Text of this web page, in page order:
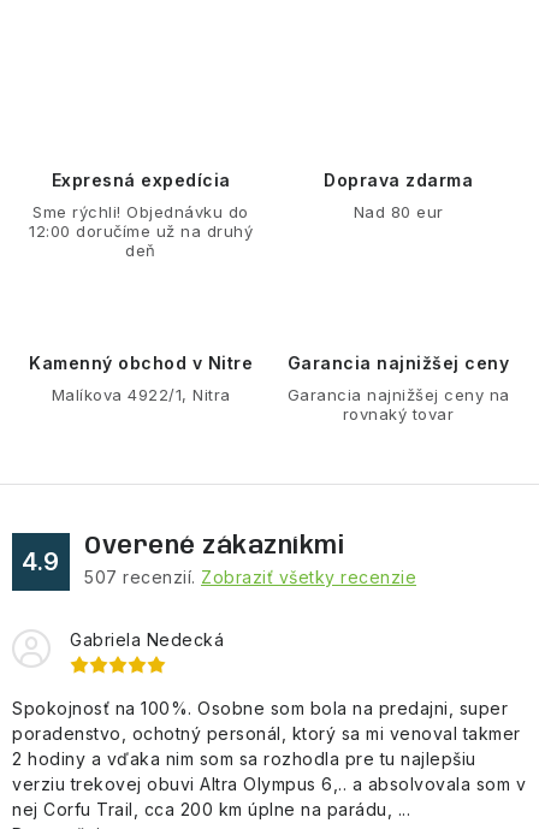
v
p
i
u
Expresná expedícia
Sme rýchli! Objednávku do
12:00 doručíme už na druhý
deň
Doprava zdarma
Nad 80 eur
Kamenný obchod v Nitre
Malíkova 4922/1, Nitra
Garancia najnižšej ceny
Garancia najnižšej ceny na
rovnaký tovar
4.9
Overené zákazníkmi
507 recenzií. Zobraziť všetky recenzie
Gabriela Nedecká
Spokojnosť na 100%. Osobne som bola na predajni, super
poradenstvo, ochotný personál, ktorý sa mi venoval takmer
2 hodiny a vďaka nim som sa rozhodla pre tu najlepšiu
verziu trekovej obuvi Altra Olympus 6,.. a absolvovala som v
nej Corfu Trail, cca 200 km úplne na parádu, ...